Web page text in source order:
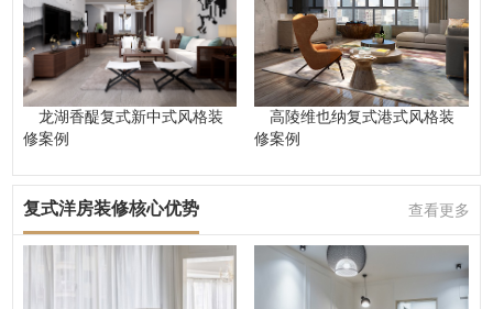
龙湖香醍复式新中式风格装
修案例
高陵维也纳复式港式风格装
修案例
复式洋房装修核心优势 查看更多